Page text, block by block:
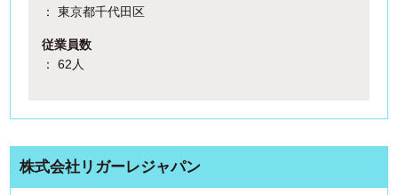
： 東京都千代田区
従業員数
： 62人
株式会社リガーレジャパン